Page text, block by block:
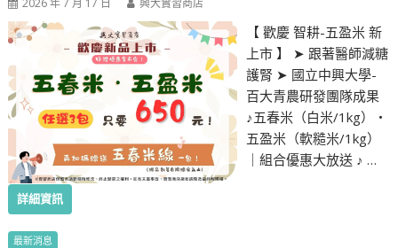
2026 年 7 月 17 日 興大實習商店
【 歡慶 智耕-五盈米 新
上市 】 ➤ 跟著醫師減糖
護腎 ➤ 國立中興大學-
百大青農研發團隊成果
♪五春米（白米/1kg）・
五盈米（軟糙米/1kg）
｜組合優惠大放送 ♪ …
詳細資訊
最新消息